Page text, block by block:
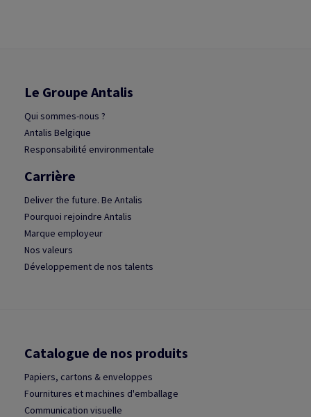
Le Groupe Antalis
Qui sommes-nous ?
Antalis Belgique
Responsabilité environmentale
Carrière
Deliver the future. Be Antalis
Pourquoi rejoindre Antalis
Marque employeur
Nos valeurs
Développement de nos talents
Catalogue de nos produits
Papiers, cartons & enveloppes
Fournitures et machines d'emballage
Communication visuelle